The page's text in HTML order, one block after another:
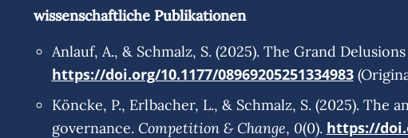
wissenschaftliche Publikationen
Anlauf, A., & Schmalz, S. (2025). The Grand
https://doi.org/10.1177/08969205251334983
Köncke, P., Erlbacher, L., & Schmalz, S. (2025).
governance. Competition & Change, 0(0). https://